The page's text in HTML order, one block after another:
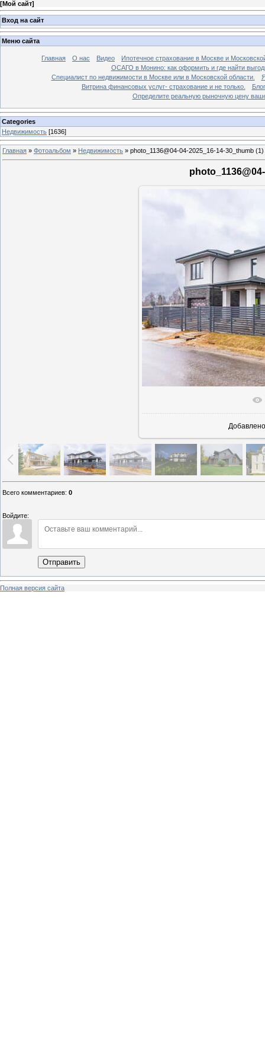
[Мой сайт]
Вход на сайт
Меню сайта
Главная О нас Видео
Ипотечное страхование в Москве и
ОСАГО в Монино: как оформить и где найти
Специалист по недвижимости в Москве или в Московской области.
Витрина финансовых услуг- страхование и не только.
Блог
Определите реальную рыночную цену
Categories
Недвижимость [1636]
Главная » Фотоальбом » Недвижимость » photo_1136@04-04-2025_16-14-30_thumb (1)
В
Добавлено
Всего комментариев: 0
Войдите:
Отправить
Полная версия сайта